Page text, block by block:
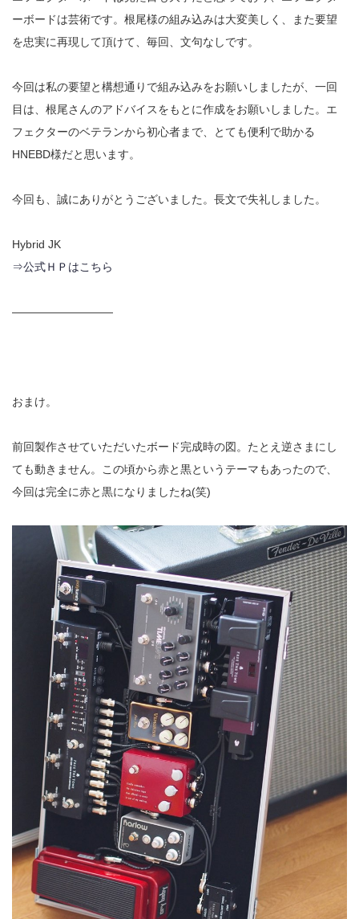
ーボードは芸術です。根尾様の組み込みは大変美しく、また要望
を忠実に再現して頂けて、毎回、文句なしです。
今回は私の要望と構想通りで組み込みをお願いしましたが、一回
目は、根尾さんのアドバイスをもとに作成をお願いしました。エ
フェクターのベテランから初心者まで、とても便利で助かる
HNEBD様だと思います。
今回も、誠にありがとうございました。長文で失礼しました。
Hybrid JK
⇒公式ＨＰはこちら
―――――――――
おまけ。
前回製作させていただいたボード完成時の図。たとえ逆さまにし
ても動きません。この頃から赤と黒というテーマもあったので、
今回は完全に赤と黒になりましたね(笑)